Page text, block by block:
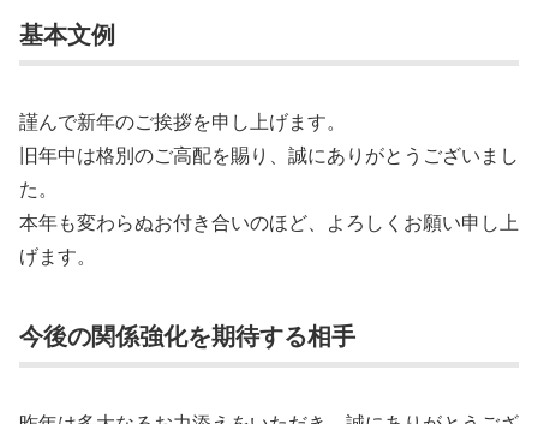
基本文例
謹んで新年のご挨拶を申し上げます。
旧年中は格別のご高配を賜り、誠にありがとうございまし
た。
本年も変わらぬお付き合いのほど、よろしくお願い申し上
げます。
今後の関係強化を期待する相手